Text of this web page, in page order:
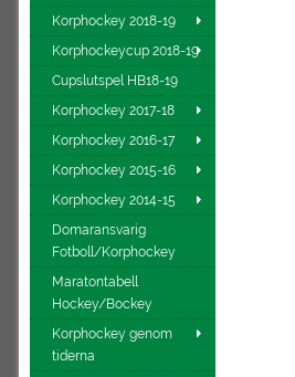
Korphockey 2018-19
Korphockeycup 2018-19
Cupslutspel HB18-19
Korphockey 2017-18
Korphockey 2016-17
Korphockey 2015-16
Korphockey 2014-15
Domaransvarig
Fotboll/Korphockey
Maratontabell
Hockey/Bockey
Korphockey genom
tiderna